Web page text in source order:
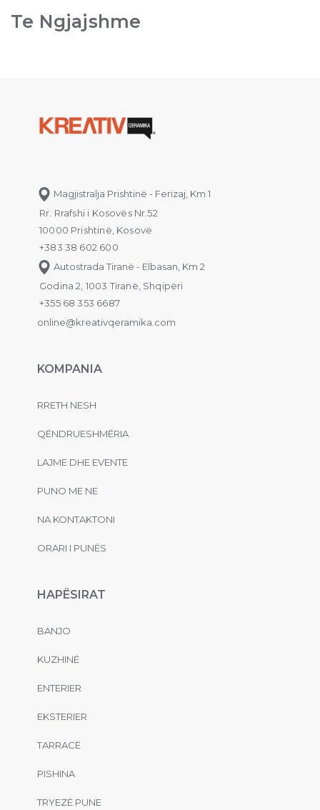
Te Ngjajshme
Magjistralja Prishtinë - Ferizaj, Km 1
Rr. Rrafshi i Kosovës Nr.52
10000 Prishtinë, Kosovë
+383 38 602 600
Autostrada Tiranë - Elbasan, Km 2
Godina 2, 1003 Tiranë, Shqipëri
+355 68 353 6687
online@kreativqeramika.com
KOMPANIA
RRETH NESH
QËNDRUESHMËRIA
LAJME DHE EVENTE
PUNO ME NE
NA KONTAKTONI
ORARI I PUNËS
HAPËSIRAT
BANJO
KUZHINË
ENTERIER
EKSTERIER
TARRACË
PISHINA
TRYEZË PUNE